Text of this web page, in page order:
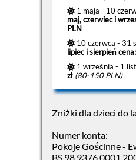
1 maja - 10
maj, czerwiec i
PLN
10 czerwca - 31
lipiec i sierpień
1 września - 1
zł (80-150 PLN)
Zniżki dla dzieci do
Numer konta:
Pokoje Gościnne -
BS 98 9376 0001